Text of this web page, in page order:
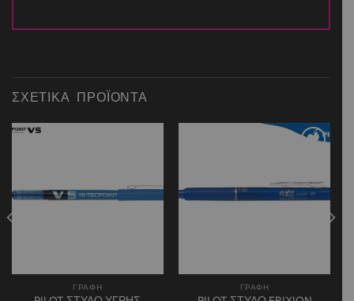
ΣΧΕΤΙΚΆ ΠΡΟΪΌΝΤΑ
ΓΡΑΦΗ ΓΡΑΦΗ